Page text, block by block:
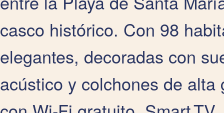
casco histórico. Con 98
elegantes, decoradas con
acústico y colchones de